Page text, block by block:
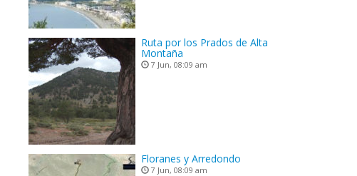
Ruta por los Prados de Alta
Montaña
7 Jun, 08:09 am
Floranes y Arredondo
7 Jun, 08:09 am